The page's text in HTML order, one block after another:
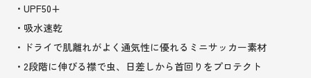
・UPF50+
・吸水速乾
・ドライで肌離れがよく通気性に優れるミニサッカー素材
・2段階に伸びる襟で虫、日差しから首回りをプロテクト